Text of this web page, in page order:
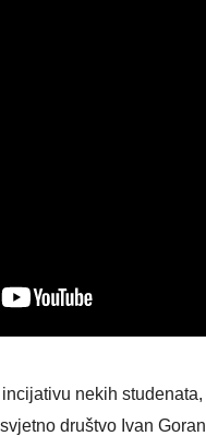
nekih
društvo Ivan